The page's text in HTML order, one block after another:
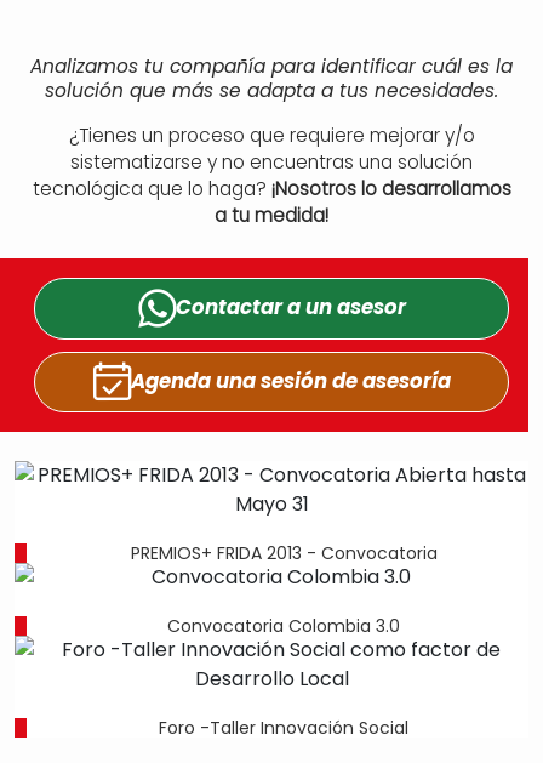
Analizamos tu compañía para identificar cuál es la
solución que más se adapta a tus necesidades.
¿Tienes un proceso que requiere mejorar y/o
sistematizarse y no encuentras una solución
tecnológica que lo haga? ¡Nosotros lo desarrollamos
a tu medida!
Contactar a unasesor
Agenda una sesiónde asesoría
PREMIOS+ FRIDA 2013 - Convocatoria
Convocatoria Colombia 3.0
Foro -Taller Innovación Social